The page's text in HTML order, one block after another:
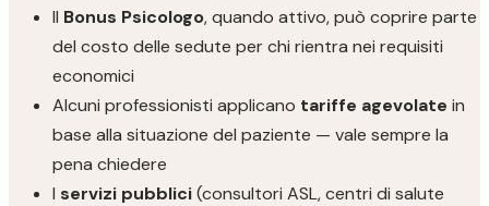
Il Bonus Psicologo, quando attivo, può coprire parte
del costo delle sedute per chi rientra nei requisiti
economici
Alcuni professionisti applicano tariffe agevolate in
base alla situazione del paziente — vale sempre la
pena chiedere
I servizi pubblici(consultori ASL, centri di salute